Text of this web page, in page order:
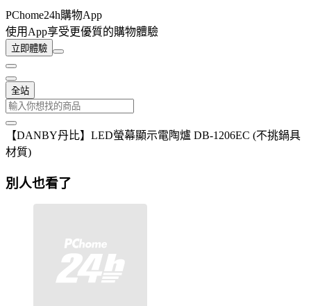
PChome24h購物App
使用App享受更優質的購物體驗
立即體驗
全站
【DANBY丹比】LED螢幕顯示電陶爐 DB-1206EC (不挑鍋具
材質)
別人也看了